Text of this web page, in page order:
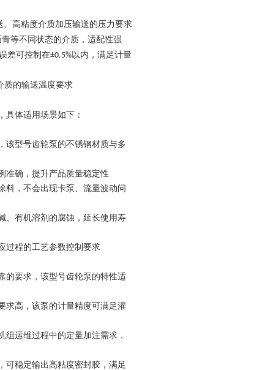
、高粘度介质加压输送的压力要求
等不同状态的介质，适配性强
差可控制在±0.5%以内，满足计量
质的输送温度要求
具体适用场景如下：
该型号齿轮泵的不锈钢材质与多
准确，提升产品质量稳定性
料，不会出现卡泵、流量波动问
、有机溶剂的腐蚀，延长使用寿
过程的工艺参数控制要求
的要求，该型号齿轮泵的特性适
求高，该泵的计量精度可满足灌
运维过程中的定量加注需求，
可稳定输出高粘度密封胶，满足